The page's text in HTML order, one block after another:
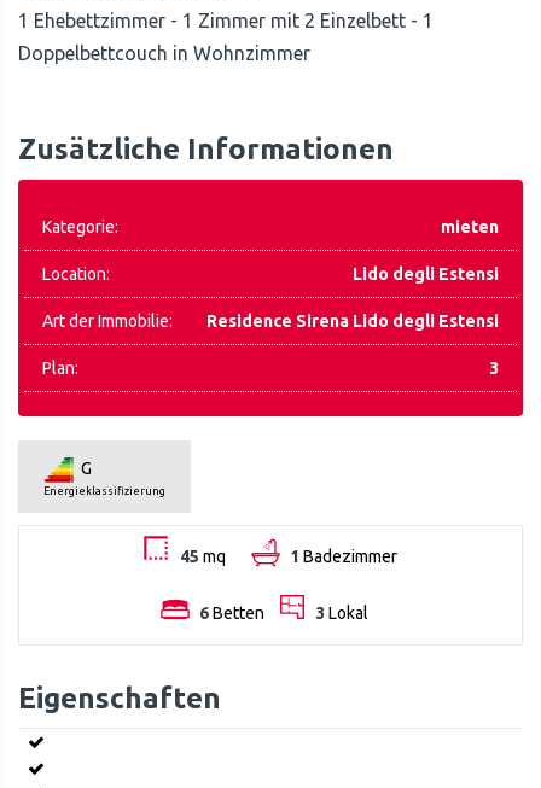
1 Ehebettzimmer - 1 Zimmer mit 2 Einzelbett - 1
Doppelbettcouch in Wohnzimmer
Zusätzliche Informationen
Kategorie: mieten
Location: Lido degli Estensi
Art der Immobilie: Residence Sirena Lido degli Estensi
Plan: 3
G
Energieklassifizierung
45 mq 1 Badezimmer
6Betten 3 Lokal
Eigenschaften